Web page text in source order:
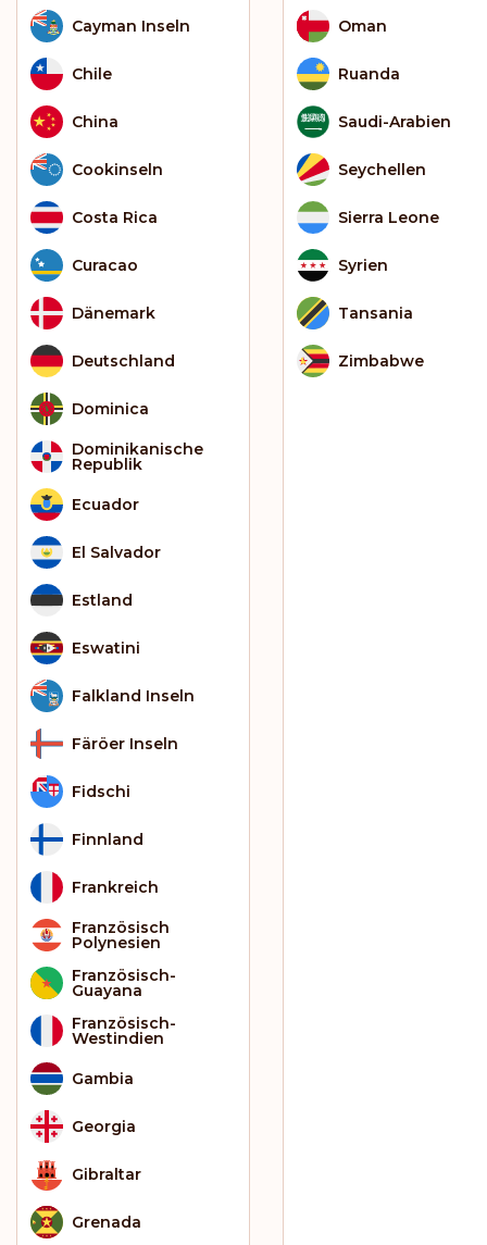
Cayman Inseln
Chile
China
Cookinseln
Costa Rica
Curacao
Dänemark
Deutschland
Dominica
Dominikanische
Republik
Ecuador
El Salvador
Estland
Eswatini
Falkland Inseln
Färöer Inseln
Fidschi
Finnland
Frankreich
Französisch
Polynesien
Französisch-
Guayana
Französisch-
Westindien
Gambia
Georgia
Gibraltar
Grenada
Oman
Ruanda
Saudi-Arabien
Seychellen
Sierra Leone
Syrien
Tansania
Zimbabwe